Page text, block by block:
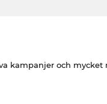
kampanjer och mycket